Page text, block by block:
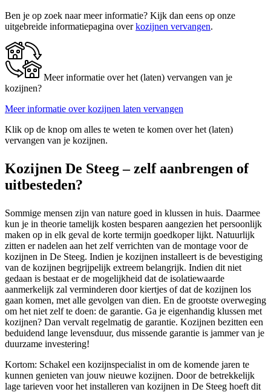
Ben je op zoek naar meer informatie? Kijk dan eens op onze
uitgebreide informatiepagina overkozijnen vervangen.
Meer informatie over het (laten) vervangen van je
kozijnen?
Meer informatie over kozijnen laten vervangen
Klik op de knop om alles te weten te komen over het (laten)
vervangen van je kozijnen.
Kozijnen De Steeg – zelf aanbrengen of
uitbesteden?
Sommige mensen zijn van nature goed in klussen in huis. Daarmee
kun je in theorie tamelijk kosten besparen aangezien het persoonlijk
maken op in elk geval de korte termijn goedkoper lijkt. Natuurlijk
zitten er nadelen aan het zelf verrichten van de montage voor de
kozijnen in De Steeg. Indien je kozijnen installeert is de bevestiging
van de kozijnen begrijpelijk extreem belangrijk. Indien dit niet
gedaan is bestaat er de mogelijkheid dat de isolatiewaarde
aanmerkelijk zal verminderen door kiertjes of dat de kozijnen los
gaan komen, met alle gevolgen van dien. En de grootste overweging
om het niet zelf te doen: de garantie. Ga je eigenhandig klussen met
kozijnen? Dan vervalt regelmatig de garantie. Kozijnen bezitten een
beduidend lange levensduur, dus missende garantie is jammer van je
duurzame investering!
Kortom: Schakel een kozijnspecialist in om de komende jaren te
kunnen genieten van jouw nieuwe kozijnen. Door de betrekkelijk
lage tarieven voor het installeren van kozijnen in De Steeg hoeft dit